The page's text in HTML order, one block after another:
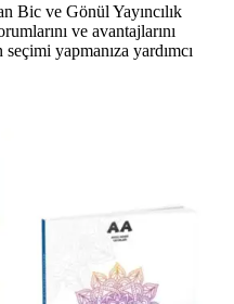
Bic ve Gönül Yayıncılık
ve avantajlarını
yapmanıza yardımcı